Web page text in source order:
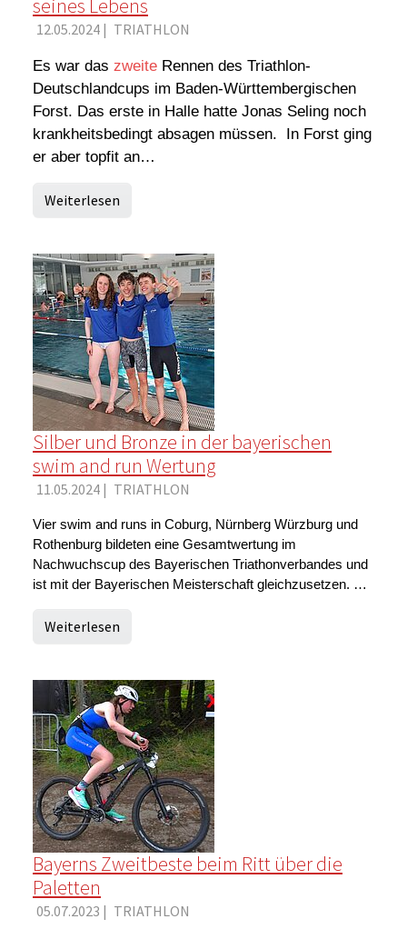
seines Lebens
12.05.2024 | TRIATHLON
Es war das zweite Rennen des Triathlon-
Deutschlandcups im Baden-Württembergischen
Forst. Das erste in Halle hatte Jonas Seling noch
krankheitsbedingt absagen müssen. In Forst ging
er aber topfit an…
Weiterlesen
Silber und Bronze in der bayerischen
swim and run Wertung
11.05.2024 | TRIATHLON
Vier swim and runs in Coburg, Nürnberg Würzburg und
Rothenburg bildeten eine Gesamtwertung im
Nachwuchscup des Bayerischen Triathonverbandes und
ist mit der Bayerischen Meisterschaft gleichzusetzen. …
Weiterlesen
Bayerns Zweitbeste beim Ritt über die
Paletten
05.07.2023 | TRIATHLON